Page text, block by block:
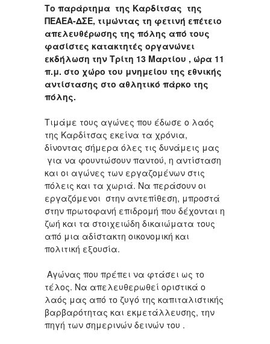
Το παράρτημα της Καρδίτσας της
ΠΕΑΕΑ-ΔΣΕ, τιμώντας τη φετινή επέτειο
απελευθέρωσης της πόλης από τους
φασίστες κατακτητές οργανώνει
εκδήλωση την Τρίτη 13 Μαρτίου , ώρα 11
π.μ. στο χώρο του μνημείου της εθνικής
αντίστασης στο αθλητικό πάρκο της
πόλης.
Τιμάμε τους αγώνες που έδωσε ο λαός
της Καρδίτσας εκείνα τα χρόνια,
δίνοντας σήμερα όλες τις δυνάμεις μας
για να φουντώσουν παντού, η αντίσταση
και οι αγώνες των εργαζομένων στις
πόλεις και τα χωριά. Να περάσουν οι
εργαζόμενοι στην αντεπίθεση, μπροστά
στην πρωτοφανή επιδρομή που δέχονται η
ζωή και τα στοιχειώδη δικαιώματα τους
από μια αδίστακτη οικονομική και
πολιτική εξουσία.
Αγώνας που πρέπει να φτάσει ως το
τέλος. Να απελευθερωθεί οριστικά ο
λαός μας από το ζυγό της καπιταλιστικής
βαρβαρότητας και εκμετάλλευσης, την
πηγή των σημερινών δεινών του .